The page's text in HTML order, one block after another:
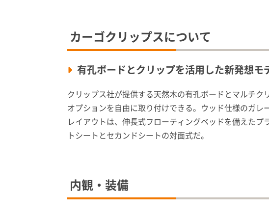
カーゴクリップスについて
有孔ボードとクリップを活用した新発想モ
クリップス社が提供する天然木の有孔ボードとマルチ
オプションを自由に取り付けできる。ウッド仕様のガレ
レイアウトは、伸長式フローティングベッドを備えた
トシートとセカンドシートの対面式だ。
内観・装備